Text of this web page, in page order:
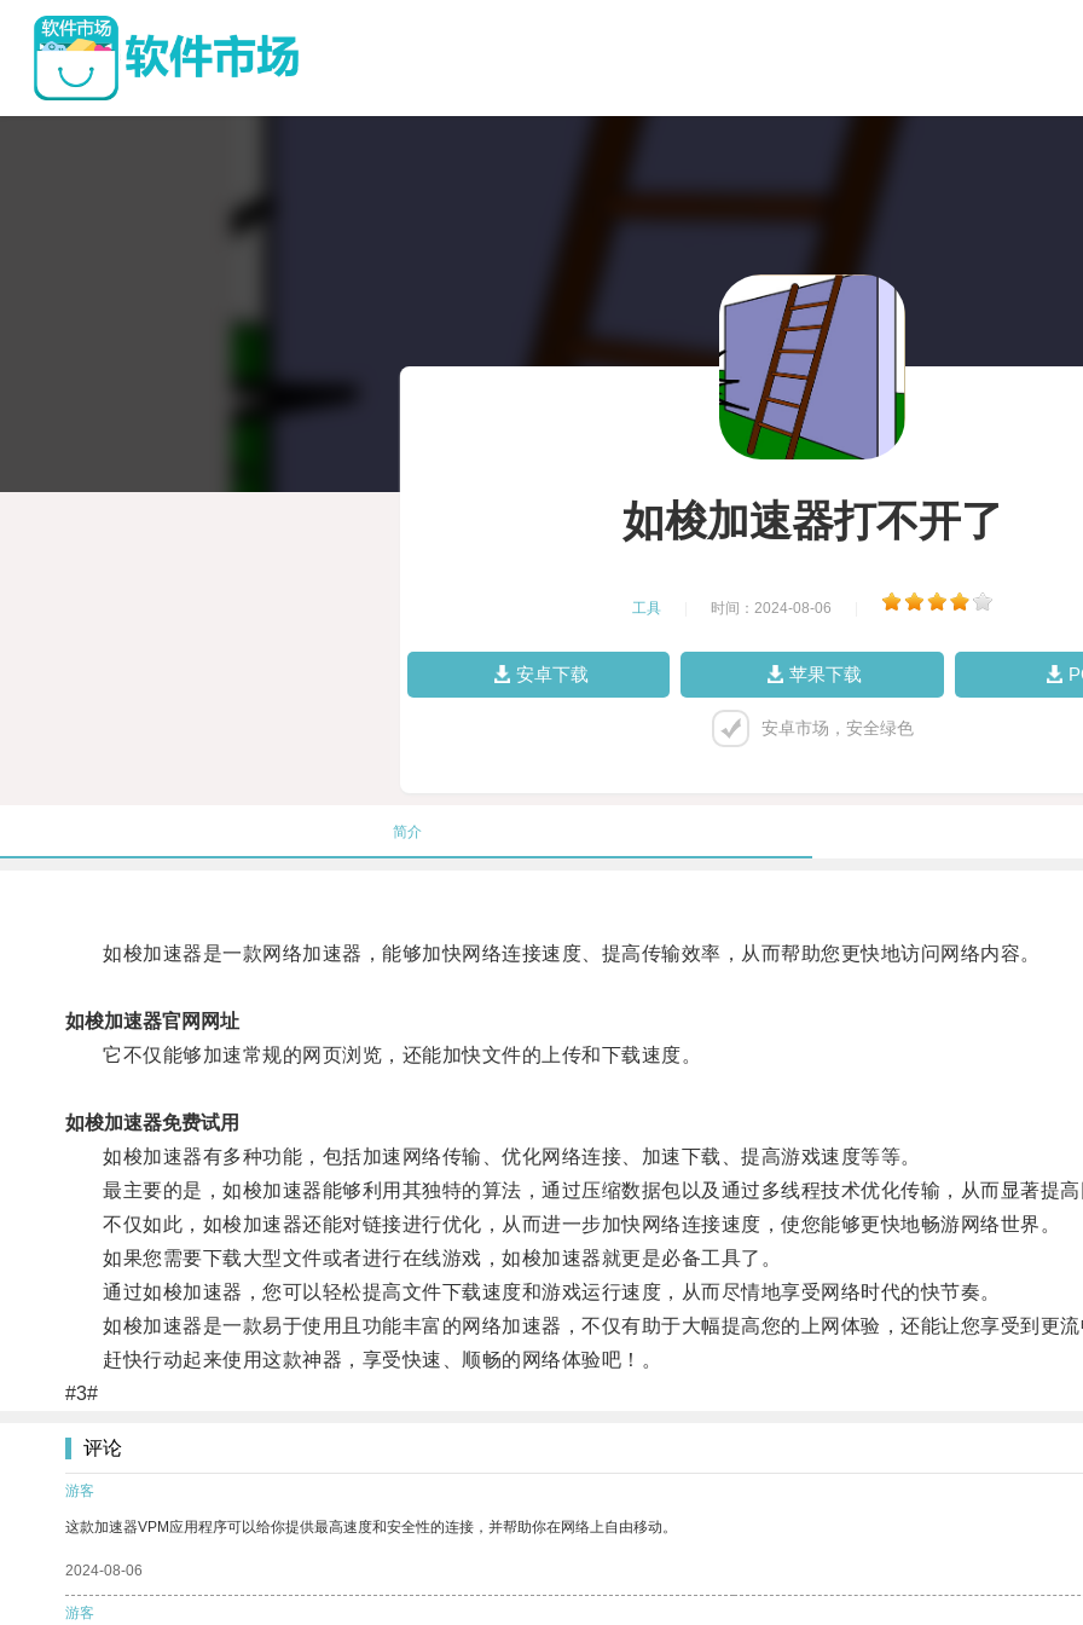
如梭加速器打不开了
工具 时间：2024-08-06
安卓下载 苹果下载
安卓市场，安全绿色
简介
如梭加速器是一款网络加速器，能够加快网络连接速度、提高传输效率，从而帮助您更快地访问网络内容。
如梭加速器官网网址
它不仅能够加速常规的网页浏览，还能加快文件的上传和下载速度。
如梭加速器免费试用
如梭加速器有多种功能，包括加速网络传输、优化网络连接、加速下载、提高游戏速度等等。
最主要的是，如梭加速器能够利用其独特的算法，通过压缩数据包以及通过多线程技术优化传输，从而显著提高
不仅如此，如梭加速器还能对链接进行优化，从而进一步加快网络连接速度，使您能够更快地畅游网络世界。
如果您需要下载大型文件或者进行在线游戏，如梭加速器就更是必备工具了。
通过如梭加速器，您可以轻松提高文件下载速度和游戏运行速度，从而尽情地享受网络时代的快节奏。
如梭加速器是一款易于使用且功能丰富的网络加速器，不仅有助于大幅提高您的上网体验，还能让您享受到更流
赶快行动起来使用这款神器，享受快速、顺畅的网络体验吧！。
#3#
评论
游客
这款加速器VPM应用程序可以给你提供最高速度和安全性的连接，并帮助你在网络上自由移动。
2024-08-06
游客